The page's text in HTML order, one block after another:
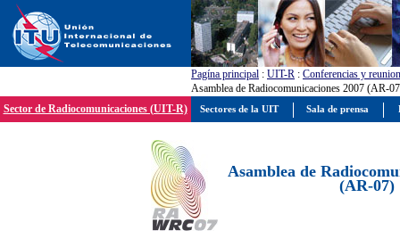
Pagína principal : UIT-R : Conferencias y
Asamblea de Radiocomunicaciones 2007 (AR-
Sector de Radiocomunicaciones (UIT-R)
Asamblea de
(AR-07)
Sectores de la UIT Sala de prensa